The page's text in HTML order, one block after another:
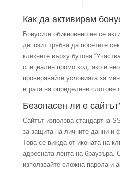
Как да активирам
Бонусите обикновено не се
депозит трябва да посетите
кликнете върху бутона
специален промо код, ако е
проверявайте условията за
играта на определени слотове
Безопасен ли е
Сайтът използва стандартна
за защита на личните данни и
Това се вижда от иконата на
адресната лента на браузъра.
използвайте сложна парола и